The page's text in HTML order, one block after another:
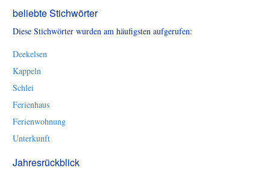
beliebte Stichwörter
Diese Stichwörter wurden am häufigsten aufgerufen:
Deekelsen
Kappeln
Schlei
Ferienhaus
Ferienwohnung
Unterkunft
Jahresrückblick